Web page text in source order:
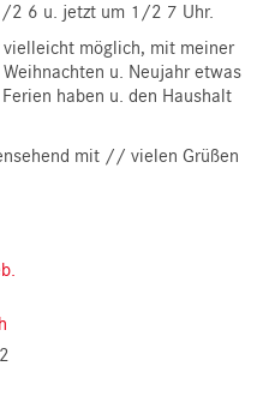
2 6 u. jetzt um 1/2 7 Uhr.
möglich, mit meiner
u. Neujahr etwas
haben u. den Haushalt
mit // vielen Grüßen